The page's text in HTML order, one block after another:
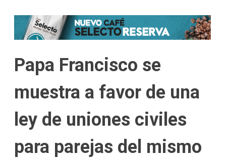
Papa Francisco se
muestra a favor de una
ley de uniones civiles
para parejas del mismo